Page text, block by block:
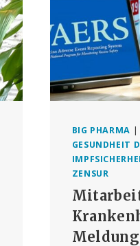
BIG PHARMA |
GESUNDHEIT
ZENSUR
Meldung